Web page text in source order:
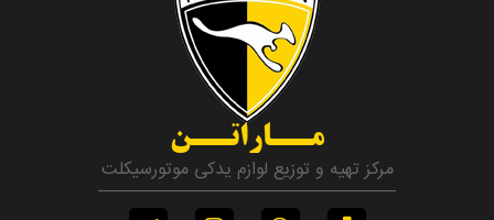
مــاراتــن
مرکز تهیه و توزیع لوازم یدکی موتورسیکلت